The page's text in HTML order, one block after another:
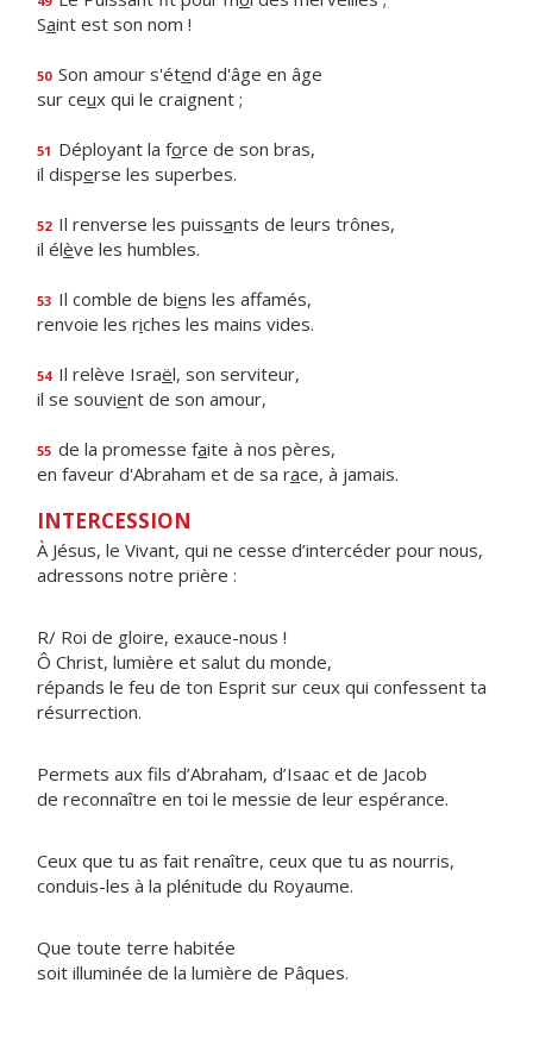
Saint est son nom !
50 Son amour s'étend d'âge en âge
sur ceux qui le craignent ;
51 Déployant la force de son bras,
il disperse les superbes.
52 Il renverse les puissants de leurs trônes,
il élève les humbles.
53 Il comble de biens les affamés,
renvoie les riches les mains vides.
54 Il relève Israël, son serviteur,
il se souvient de son amour,
55 de la promesse faite à nos pères,
en faveur d'Abraham et de sa race, à jamais.
INTERCESSION
À Jésus, le Vivant, qui ne cesse d’intercéder pour nous,
adressons notre prière :
R/ Roi de gloire, exauce-nous !
Ô Christ, lumière et salut du monde,
répands le feu de ton Esprit sur ceux qui confessent ta
résurrection.
Permets aux fils d’Abraham, d’Isaac et de Jacob
de reconnaître en toi le messie de leur espérance.
Ceux que tu as fait renaître, ceux que tu as nourris,
conduis-les à la plénitude du Royaume.
Que toute terre habitée
soit illuminée de la lumière de Pâques.